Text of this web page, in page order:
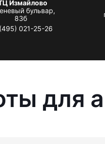
Измайлово
бульвар,
83б
021-25-26
для